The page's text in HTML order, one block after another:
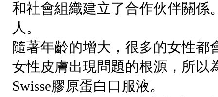
和社會組織建立了合作伙伴關係
人。
隨著年齡的增大，很多的女性都
女性皮膚出現問題的根源，所以
Swisse膠原蛋白口服液。